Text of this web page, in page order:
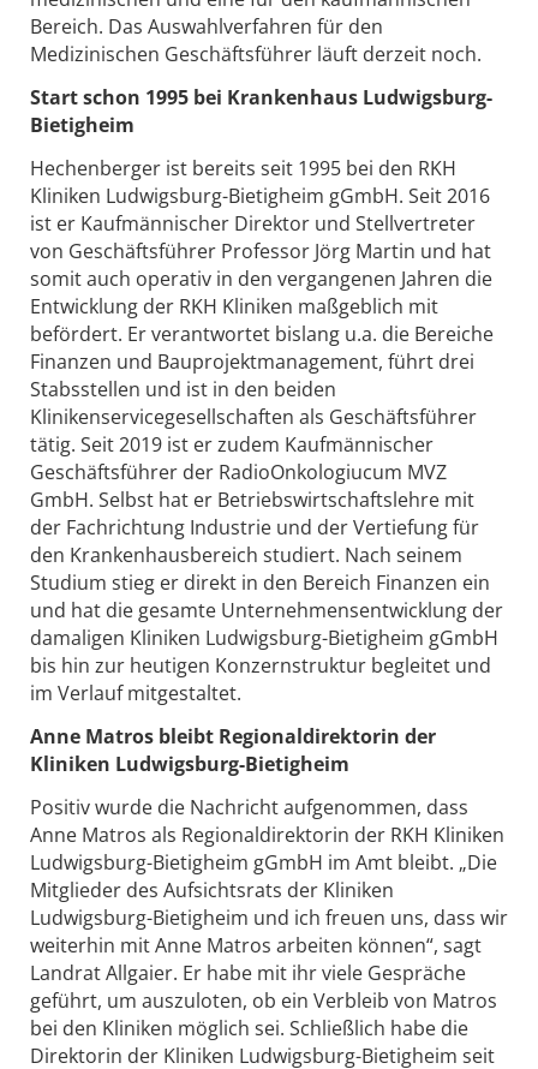
Bereich. Das Auswahlverfahren für den
Medizinischen Geschäftsführer läuft derzeit noch.
Start schon 1995 bei Krankenhaus Ludwigsburg-
Bietigheim
Hechenberger ist bereits seit 1995 bei den RKH
Kliniken Ludwigsburg-Bietigheim gGmbH. Seit 2016
ist er Kaufmännischer Direktor und Stellvertreter
von Geschäftsführer Professor Jörg Martin und hat
somit auch operativ in den vergangenen Jahren die
Entwicklung der RKH Kliniken maßgeblich mit
befördert. Er verantwortet bislang u.a. die Bereiche
Finanzen und Bauprojektmanagement, führt drei
Stabsstellen und ist in den beiden
Klinikenservicegesellschaften als Geschäftsführer
tätig. Seit 2019 ist er zudem Kaufmännischer
Geschäftsführer der RadioOnkologiucum MVZ
GmbH. Selbst hat er Betriebswirtschaftslehre mit
der Fachrichtung Industrie und der Vertiefung für
den Krankenhausbereich studiert. Nach seinem
Studium stieg er direkt in den Bereich Finanzen ein
und hat die gesamte Unternehmensentwicklung der
damaligen Kliniken Ludwigsburg-Bietigheim gGmbH
bis hin zur heutigen Konzernstruktur begleitet und
im Verlauf mitgestaltet.
Anne Matros bleibt Regionaldirektorin der
Kliniken Ludwigsburg-Bietigheim
Positiv wurde die Nachricht aufgenommen, dass
Anne Matros als Regionaldirektorin der RKH Kliniken
Ludwigsburg-Bietigheim gGmbH im Amt bleibt. „Die
Mitglieder des Aufsichtsrats der Kliniken
Ludwigsburg-Bietigheim und ich freuen uns, dass wir
weiterhin mit Anne Matros arbeiten können“, sagt
Landrat Allgaier. Er habe mit ihr viele Gespräche
geführt, um auszuloten, ob ein Verbleib von Matros
bei den Kliniken möglich sei. Schließlich habe die
Direktorin der Kliniken Ludwigsburg-Bietigheim seit